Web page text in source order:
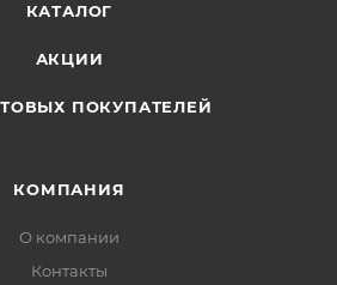
КАТАЛОГ
АКЦИИ
ПОКУПАТЕЛЕЙ
КОМПАНИЯ
О компании
Контакты